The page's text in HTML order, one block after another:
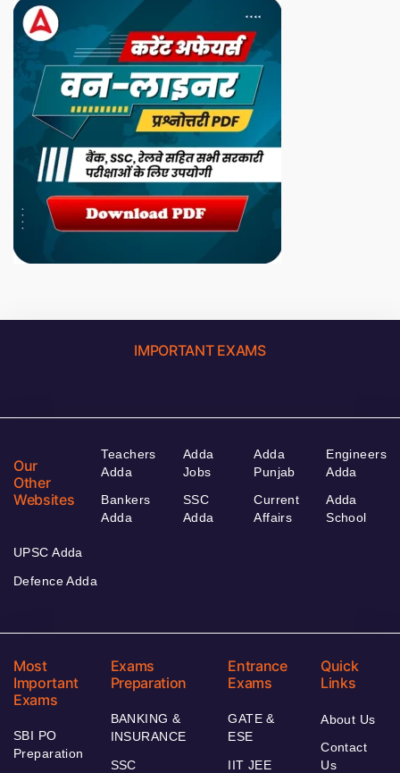
IMPORTANT EXAMS
Our
Other
Websites
Teachers
Adda
Bankers
Adda
Adda
Jobs
SSC
Adda
Adda
Punjab
Current
Affairs
Engineers
Adda
Adda
School
UPSC Adda
Defence Adda
Most
Important
Exams
SBI PO
Preparation
Exams
Preparation
BANKING &
INSURANCE
SSC
Entrance
Exams
GATE &
ESE
IIT JEE
Quick
Links
About Us
Contact
Us